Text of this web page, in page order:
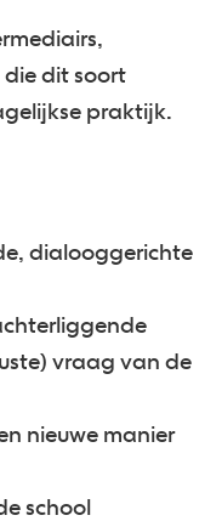
die dit soort
praktijk.
dialooggerichte
vraag van de
nieuwe manier
school